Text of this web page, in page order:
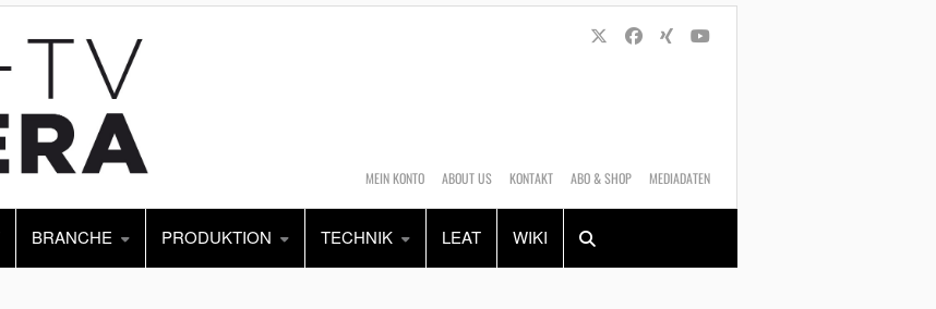
MEIN KONTO ABOUT US KONTAKT ABO & SHOP MEDIADATEN
BRANCHE PRODUKTION TECHNIK LEAT WIKI
Alles Shop